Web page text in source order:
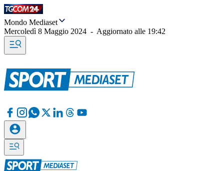
Mondo Mediaset
Mercoledì 8 Maggio 2024 - Aggiornato alle 19:42